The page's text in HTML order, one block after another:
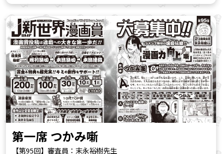
第一席 つかみ噺
【第95回】審査員：末永裕樹先生